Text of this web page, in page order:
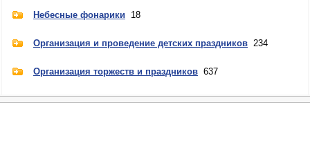
Небесные фонарики 18
Организация и проведение детских праздников 234
Организация торжеств и праздников 637